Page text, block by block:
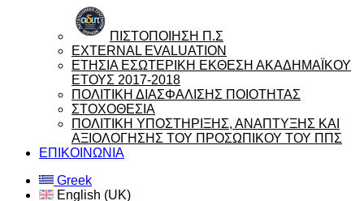
ΠΙΣΤΟΠΟΙΗΣΗ Π.Σ
EXTERNAL EVALUATION
ΕΤΗΣΙΑ ΕΣΩΤΕΡΙΚΗ ΕΚΘΕΣΗ ΑΚΑΔΗΜΑΪΚΟΥ
ΕΤΟΥΣ 2017-2018
ΠΟΛΙΤΙΚΗ ΔΙΑΣΦΑΛΙΣΗΣ ΠΟΙΟΤΗΤΑΣ
ΣΤΟΧΟΘΕΣΙΑ
ΠΟΛΙΤΙΚΗ ΥΠΟΣΤΗΡΙΞΗΣ, ΑΝΑΠΤΥΞΗΣ ΚΑΙ
ΑΞΙΟΛΟΓΗΣΗΣ ΤΟΥ ΠΡΟΣΩΠΙΚΟΥ ΤΟΥ ΠΠΣ
ΕΠΙΚΟΙΝΩΝΙΑ
Greek
English (UK)